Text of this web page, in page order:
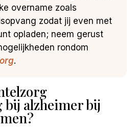
overname zoals
zodat jij even met
opladen; neem gerust
rondom
.
alzheimer bij